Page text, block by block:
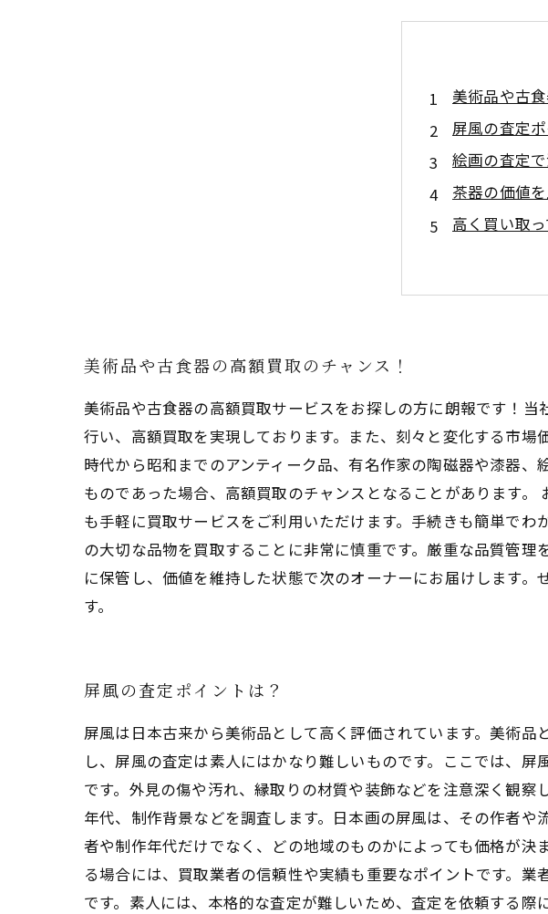
美術品や古
屏風の査定
絵画の査定
茶器の価値
高く買い取
美術品や古食器の高額買取のチャンス！
美術品や古食器の高額買取サービスをお探しの方に朗報です！
行い、高額買取を実現しております。また、刻々と変化する市
時代から昭和までのアンティーク品、有名作家の陶磁器や漆器
ものであった場合、高額買取のチャンスとなることがあります
も手軽に買取サービスをご利用いただけます。手続きも簡単で
の大切な品物を買取することに非常に慎重です。厳重な品質管
に保管し、価値を維持した状態で次のオーナーにお届けします
す。
屏風の査定ポイントは？
屏風は日本古来から美術品として高く評価されています。美術
し、屏風の査定は素人にはかなり難しいものです。ここでは、
です。外見の傷や汚れ、縁取りの材質や装飾などを注意深く観
年代、制作背景などを調査します。日本画の屏風は、その作者
者や制作年代だけでなく、どの地域のものかによっても価格が
る場合には、買取業者の信頼性や実績も重要なポイントです。
です。素人には、本格的な査定が難しいため、査定を依頼する